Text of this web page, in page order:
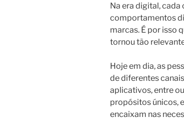
Na era digital,
comportamentos
marcas. É por isso
tornou tão
Hoje em dia, as
de diferentes
aplicativos, entre
propósitos únicos,
encaixam nas